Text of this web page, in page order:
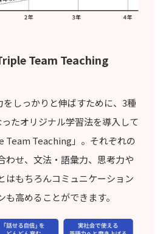
Team Teaching
をしっかりと伸ばすために、3種
たオリジナル学習法を導入して
Team Teaching」。それぞれの
わせ、文法・語彙力、思考力や
はもちろんコミュニケーション
高めることができます。